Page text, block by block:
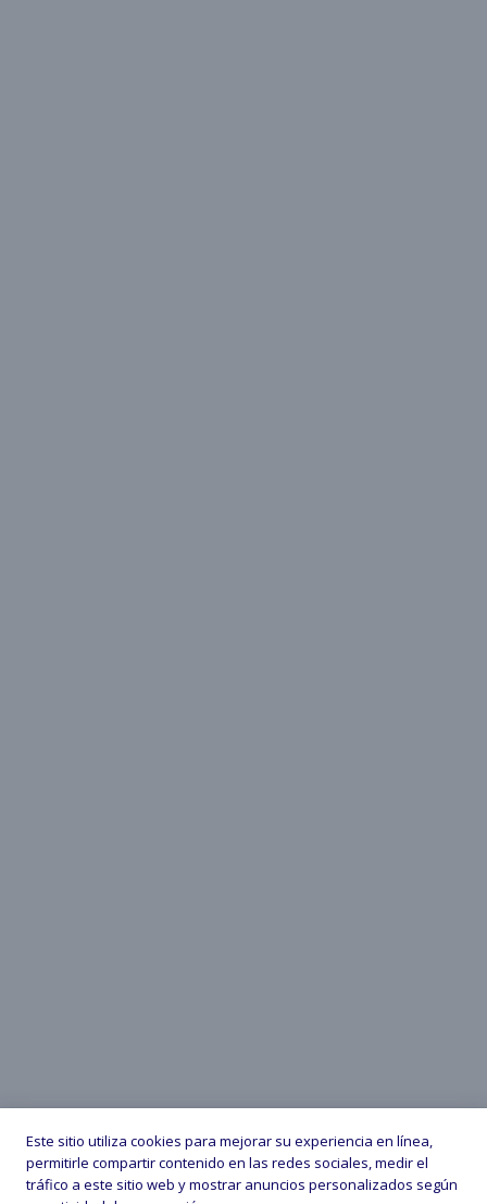
Este sitio utiliza cookies para mejorar su experiencia en línea,
permitirle compartir contenido en las redes sociales, medir el
tráfico a este sitio web y mostrar anuncios personalizados según